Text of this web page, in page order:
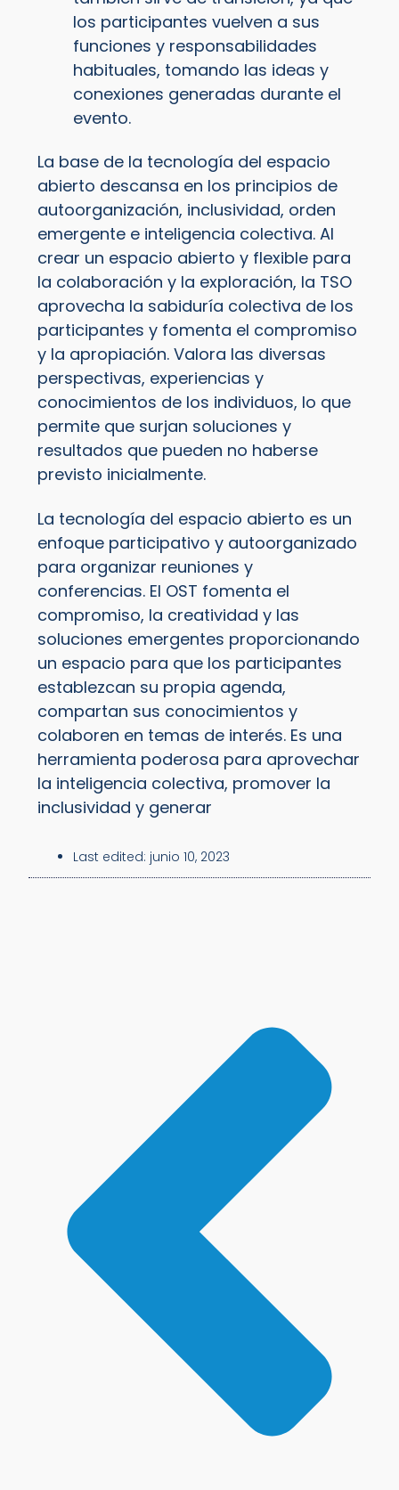
los participantes vuelven a sus
funciones y responsabilidades
habituales, tomando las ideas y
conexiones generadas durante el
evento.
La base de la tecnología del espacio
abierto descansa en los principios de
autoorganización, inclusividad, orden
emergente e inteligencia colectiva. Al
crear un espacio abierto y flexible para
la colaboración y la exploración, la TSO
aprovecha la sabiduría colectiva de los
participantes y fomenta el compromiso
y la apropiación. Valora las diversas
perspectivas, experiencias y
conocimientos de los individuos, lo que
permite que surjan soluciones y
resultados que pueden no haberse
previsto inicialmente.
La tecnología del espacio abierto es un
enfoque participativo y autoorganizado
para organizar reuniones y
conferencias. El OST fomenta el
compromiso, la creatividad y las
soluciones emergentes proporcionando
un espacio para que los participantes
establezcan su propia agenda,
compartan sus conocimientos y
colaboren en temas de interés. Es una
herramienta poderosa para aprovechar
la inteligencia colectiva, promover la
inclusividad y generar
Last edited: junio 10, 2023